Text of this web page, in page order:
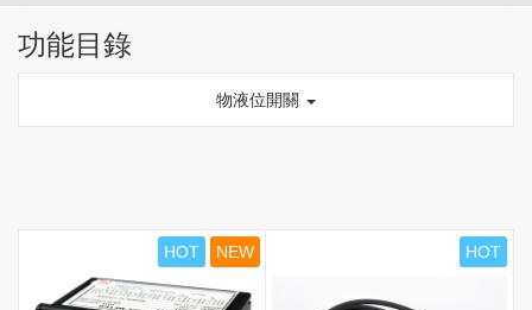
功能目錄
物液位開關
HOT NEW HOT